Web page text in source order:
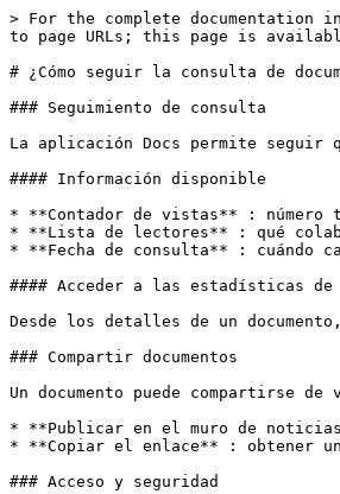
> For the complete
to page URLs; this page is
# ¿Cómo seguir la consulta de
### Seguimiento de consulta
La aplicación Docs permite seguir
#### Información disponible
* **Contador de vistas** : número
* **Lista de lectores** : qué
* **Fecha de consulta** : cuándo
#### Acceder a las estadísticas de
Desde los detalles de un
### Compartir documentos
Un documento puede compartirse de
* **Publicar en el muro de
* **Copiar el enlace** : obtener
### Acceso y seguridad